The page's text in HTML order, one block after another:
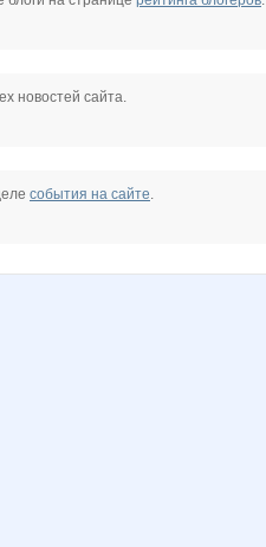
новостей сайта.
события на сайте.